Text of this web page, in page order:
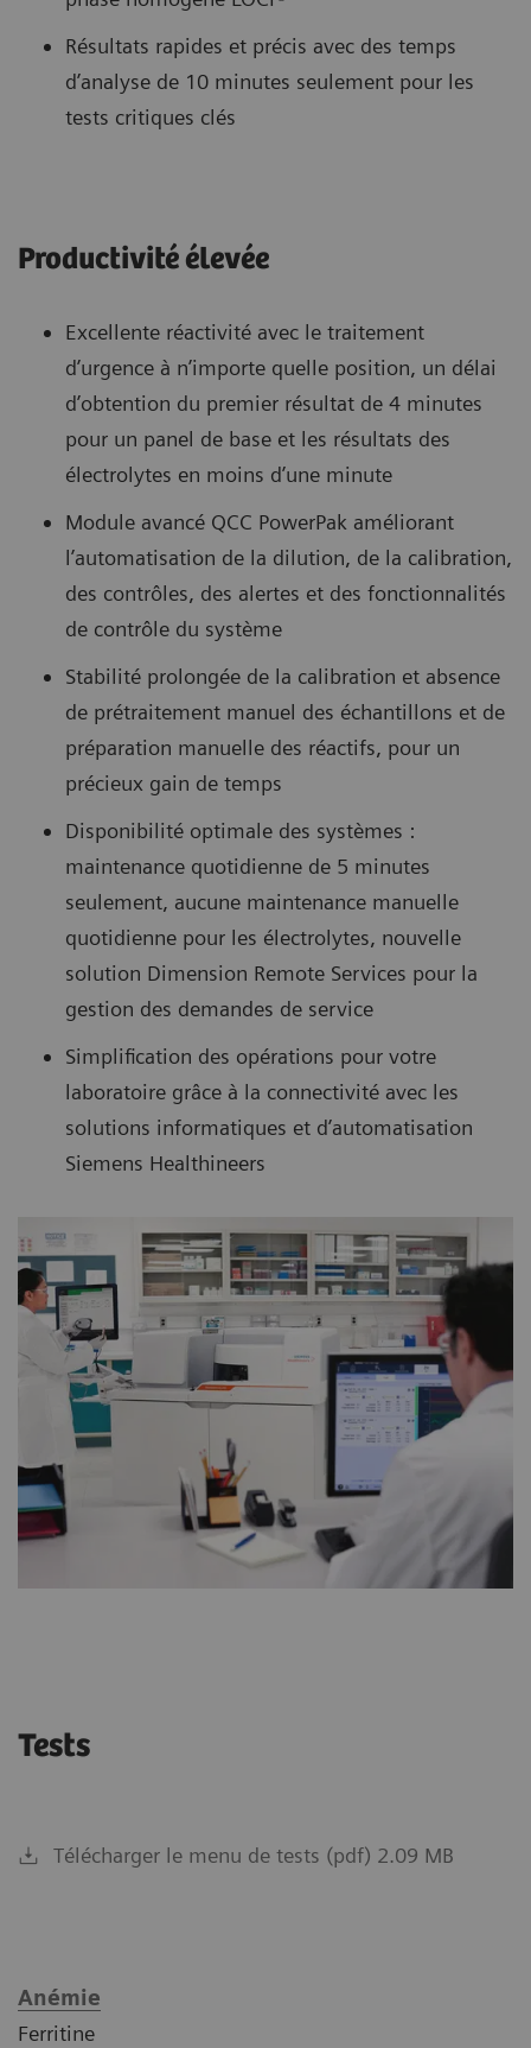
Résultats rapides et précis avec des temps
d’analyse de 10 minutes seulement pour les
tests critiques clés
Productivité élevée
Excellente réactivité avec le traitement
d’urgence à n’importe quelle position, un délai
d’obtention du premier résultat de 4 minutes
pour un panel de base et les résultats des
électrolytes en moins d’une minute
Module avancé QCC PowerPak améliorant
l’automatisation de la dilution, de la calibration,
des contrôles, des alertes et des fonctionnalités
de contrôle du système
Stabilité prolongée de la calibration et absence
de prétraitement manuel des échantillons et de
préparation manuelle des réactifs, pour un
précieux gain de temps
Disponibilité optimale des systèmes :
maintenance quotidienne de 5 minutes
seulement, aucune maintenance manuelle
quotidienne pour les électrolytes, nouvelle
solution Dimension Remote Services pour la
gestion des demandes de service
Simplification des opérations pour votre
laboratoire grâce à la connectivité avec les
solutions informatiques et d’automatisation
Siemens Healthineers
Tests
Télécharger le menu de tests (pdf) 2.09 MB
Anémie
Ferritine